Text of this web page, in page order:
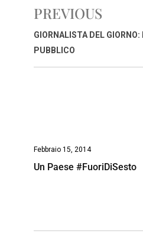
b
o
o
s
A
d
d
PREVIOUS
GIORNALISTA DEL
PUBBLICO
Febbraio 15, 2014
Un Paese #FuoriDiSesto